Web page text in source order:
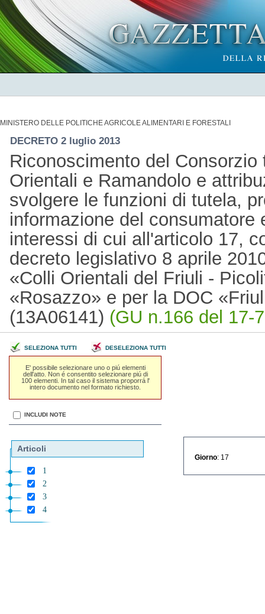
MINISTERO DELLE POLITICHE AGRICOLE ALIMENTARI E FORESTALI
DECRETO 2 luglio 2013
Riconoscimento del
Orientali e Ramandolo e
svolgere le funzioni di tutela,
informazione del consumatore
interessi di cui all'articolo 17,
decreto legislativo 8 aprile
«Colli Orientali del Friuli -
«Rosazzo» e per la DOC
(13A06141) (GU n.166 del 17-
SELEZIONA TUTTI DESELEZIONA TUTTI
E' possibile selezionare uno o piú elementi
dell'atto. Non é consentito selezionare piú di
100 elementi. In tal caso il sistema proporrá l'
intero documento nel formato richiesto.
INCLUDI NOTE
Articoli
1
2
3
4
Giorno : 17